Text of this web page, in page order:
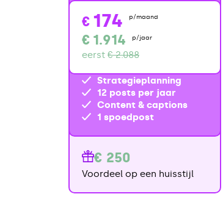
€ 174 p/maand
€ 1.914 p/jaar
eerst € 2.088
Strategieplanning
12 posts per jaar
Content & captions
1 spoedpost
€ 250
Voordeel op een huisstijl